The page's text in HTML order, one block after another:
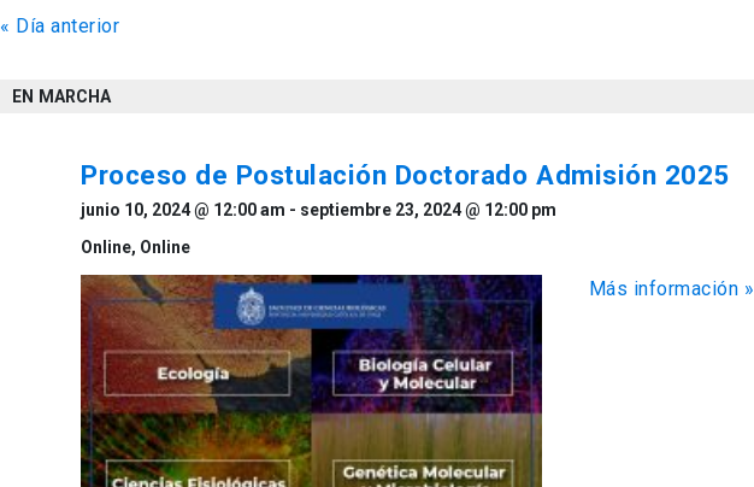
de
vistas
Eventos
« Día anterior
EN MARCHA
Proceso de Postulación Doctorado Admisión 2025
junio 10, 2024 @ 12:00 am - septiembre 23, 2024 @ 12:00 pm
Online, Online
Más información »